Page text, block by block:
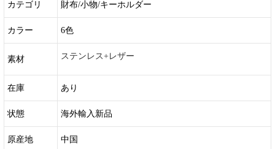
カテゴリ 財布/小物/キーホルダー
カラー 6色
素材 ステンレス+レザー
在庫 あり
状態 海外輸入新品
原産地 中国